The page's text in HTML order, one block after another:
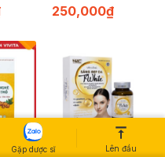
250,000₫
Viên Uống Sáng
Gặp dược sĩ Lên đầu